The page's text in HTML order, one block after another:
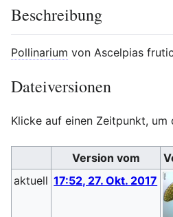
Beschreibung
Pollinarium von Ascelpias
Dateiversionen
Klicke auf einen Zeitpunkt, um
Version vom
aktuell 17:52, 27. Okt. 2017